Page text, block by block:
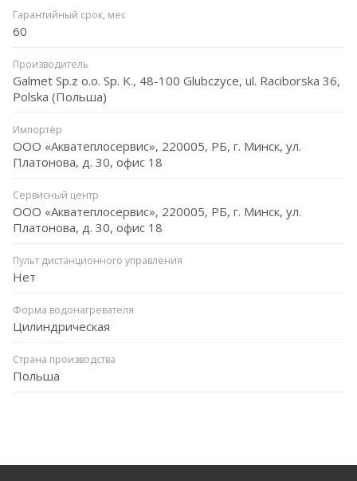
Гарантийный срок, мес
60
Производитель
Galmet Sp.z o.o. Sp. K., 48-100 Glubczyce, ul. Raciborska 36,
Polska (Польша)
Импортёр
ООО «Акватеплосервис», 220005, РБ, г. Минск, ул.
Платонова, д. 30, офис 18
Сервисный центр
ООО «Акватеплосервис», 220005, РБ, г. Минск, ул.
Платонова, д. 30, офис 18
Пульт дистанционного управления
Нет
Форма водонагревателя
Цилиндрическая
Страна производства
Польша